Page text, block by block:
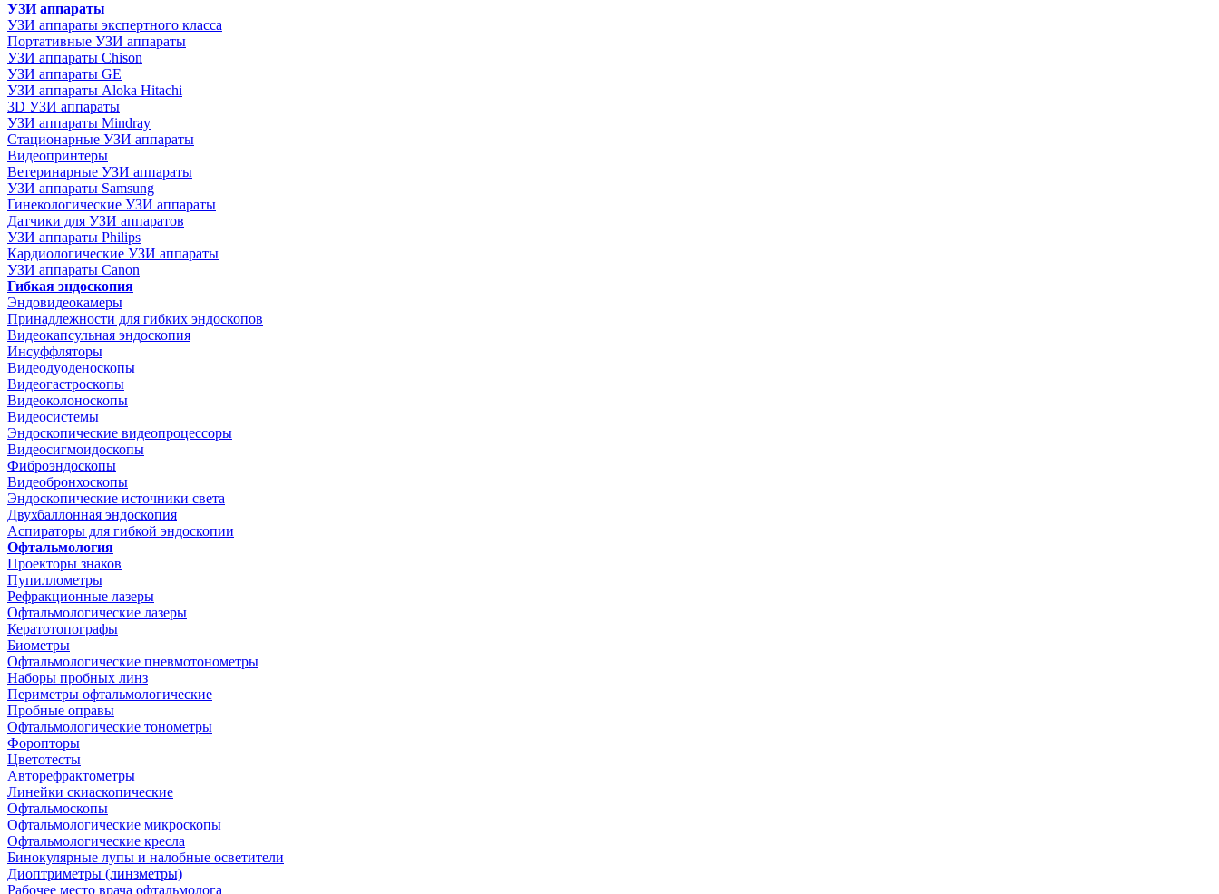
УЗИ аппараты
УЗИ аппараты экспертного класса
Портативные УЗИ аппараты
УЗИ аппараты Chison
УЗИ аппараты GE
УЗИ аппараты Aloka Hitachi
3D УЗИ аппараты
УЗИ аппараты Mindray
Стационарные УЗИ аппараты
Видеопринтеры
Ветеринарные УЗИ аппараты
УЗИ аппараты Samsung
Гинекологические УЗИ аппараты
Датчики для УЗИ аппаратов
УЗИ аппараты Philips
Кардиологические УЗИ аппараты
УЗИ аппараты Canon
Гибкая эндоскопия
Эндовидеокамеры
Принадлежности для гибких эндоскопов
Видеокапсульная эндоскопия
Инсуффляторы
Видеодуоденоскопы
Видеогастроскопы
Видеоколоноскопы
Видеосистемы
Эндоскопические видеопроцессоры
Видеосигмоидоскопы
Фиброэндоскопы
Видеобронхоскопы
Эндоскопические источники света
Двухбаллонная эндоскопия
Аспираторы для гибкой эндоскопии
Офтальмология
Проекторы знаков
Пупиллометры
Рефракционные лазеры
Офтальмологические лазеры
Кератотопографы
Биометры
Офтальмологические пневмотонометры
Наборы пробных линз
Периметры офтальмологические
Пробные оправы
Офтальмологические тонометры
Форопторы
Цветотесты
Авторефрактометры
Линейки скиаскопические
Офтальмоскопы
Офтальмологические микроскопы
Офтальмологические кресла
Бинокулярные лупы и налобные осветители
Диоптриметры (линзметры)
Рабочее место врача офтальмолога